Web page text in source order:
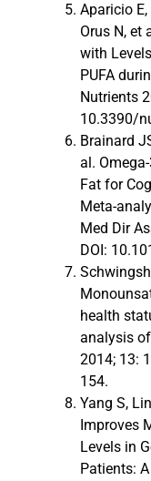
Aparicio E,
Orus N, et
with
PUFA
Nutrients
10.3390/
Brainard
al.
Fat for
Meta-
Med Dir
DOI:
health
analysis
2014; 13:
154.
Yang S,
Improves
Levels in
Patients: